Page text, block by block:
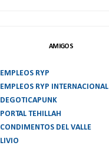
AMIGOS
EMPLEOS RYP
EMPLEOS RYP INTERNACIONAL
DEGOTICAPUNK
PORTAL TEHILLAH
CONDIMENTOS DEL VALLE
LIVIO